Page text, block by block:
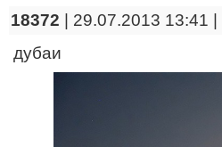
18372 | 29.07.2013 13:41 |
дубаи